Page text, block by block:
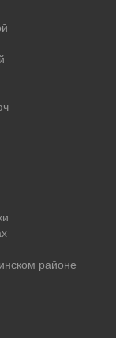
районе